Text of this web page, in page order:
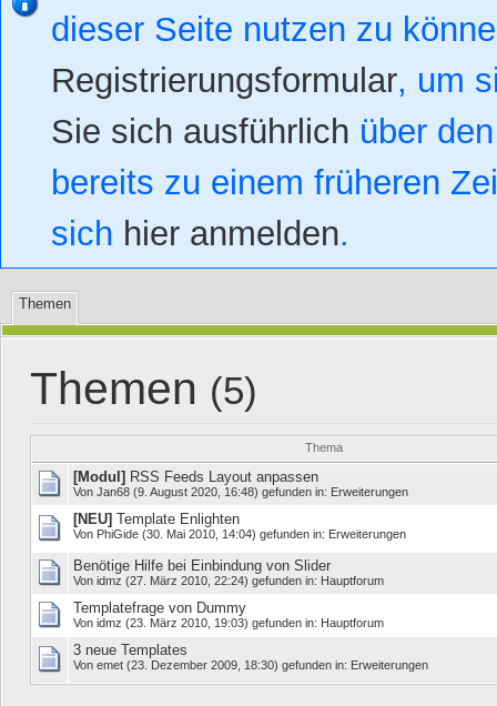
dieser Seite nutzen zu
Registrierungsformular, um
Sie sich ausführlich über
bereits zu einem früheren
sich hier anmelden.
Themen
Themen (5)
Thema
[Modul] RSS Feeds Layout anpassen
Von Jan68 (9. August 2020, 16:48) gefunden in: Erweiterungen
[NEU] Template Enlighten
Von PhiGide (30. Mai 2010, 14:04) gefunden in: Erweiterungen
Benötige Hilfe bei Einbindung von Slider
Von idmz (27. März 2010, 22:24) gefunden in: Hauptforum
Templatefrage von Dummy
Von idmz (23. März 2010, 19:03) gefunden in: Hauptforum
3 neue Templates
Von emet (23. Dezember 2009, 18:30) gefunden in: Erweiterungen